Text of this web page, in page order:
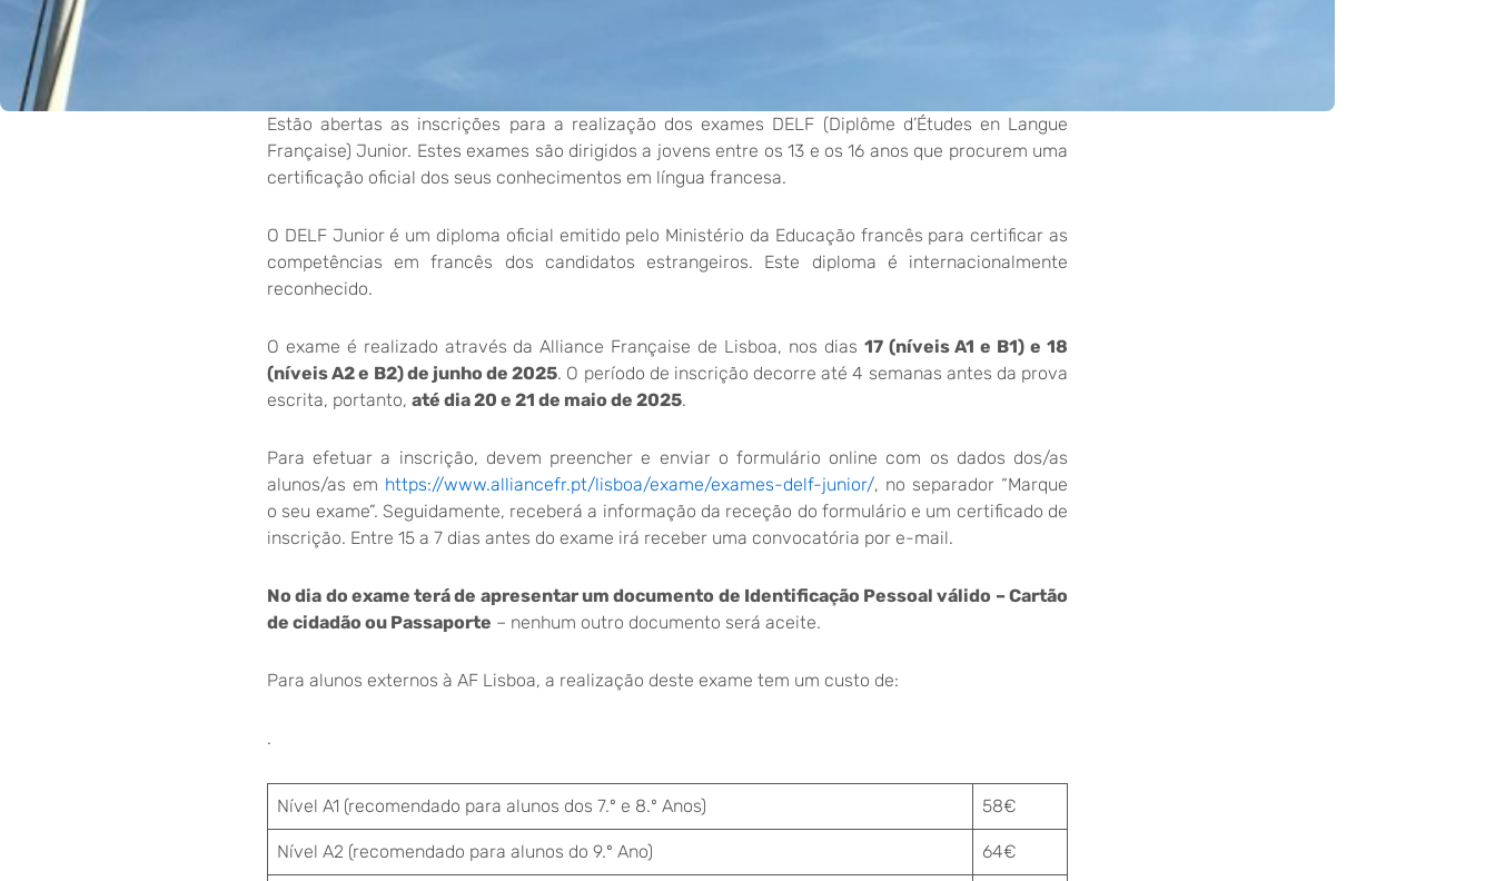
Estão abertas as inscrições para a realização dos exames DELF (Diplôme d’Études en Langue
Française) Junior. Estes exames são dirigidos a jovens entre os 13 e os 16 anos que procurem uma
certificação oficial dos seus conhecimentos em língua francesa.
O DELF Junior é um diploma oficial emitido pelo Ministério da Educação francês para certificar as
competências em francês dos candidatos estrangeiros. Este diploma é internacionalmente
reconhecido.
O exame é realizado através da Alliance Française de Lisboa, nos dias 17 (níveis A1 e B1) e 18
(níveis A2 e B2) de junho de 2025. O período de inscrição decorre até 4 semanas antes da prova
escrita, portanto, até dia 20 e 21 de maio de 2025.
Para efetuar a inscrição, devem preencher e enviar o formulário online com os dados dos/as
alunos/as em https://www.alliancefr.pt/lisboa/exame/exames-delf-junior/, no separador “Marque
o seu exame”. Seguidamente, receberá a informação da receção do formulário e um certificado de
inscrição. Entre 15 a 7 dias antes do exame irá receber uma convocatória por e-mail.
No dia do exame terá de apresentar um documento de Identificação Pessoal válido – Cartão
de cidadão ou Passaporte – nenhum outro documento será aceite.
Para alunos externos à AF Lisboa, a realização deste exame tem um custo de:
.
Nível A1 (recomendado para alunos dos 7.º e 8.º Anos) 58€
Nível A2 (recomendado para alunos do 9.º Ano) 64€